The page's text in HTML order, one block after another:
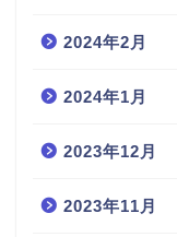
2024年2月
2024年1月
2023年12月
2023年11月